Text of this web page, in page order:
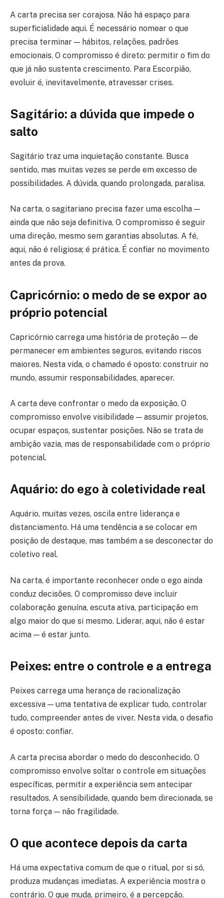
A carta precisa ser corajosa. Não há espaço para
superficialidade aqui. É necessário nomear o que
precisa terminar — hábitos, relações, padrões
emocionais. O compromisso é direto: permitir o fim do
que já não sustenta crescimento. Para Escorpião,
evoluir é, inevitavelmente, atravessar crises.
Sagitário: a dúvida que impede o
salto
Sagitário traz uma inquietação constante. Busca
sentido, mas muitas vezes se perde em excesso de
possibilidades. A dúvida, quando prolongada, paralisa.
Na carta, o sagitariano precisa fazer uma escolha —
ainda que não seja definitiva. O compromisso é seguir
uma direção, mesmo sem garantias absolutas. A fé,
aqui, não é religiosa; é prática. É confiar no movimento
antes da prova.
Capricórnio: o medo de se expor ao
próprio potencial
Capricórnio carrega uma história de proteção — de
permanecer em ambientes seguros, evitando riscos
maiores. Nesta vida, o chamado é oposto: construir no
mundo, assumir responsabilidades, aparecer.
A carta deve confrontar o medo da exposição. O
compromisso envolve visibilidade — assumir projetos,
ocupar espaços, sustentar posições. Não se trata de
ambição vazia, mas de responsabilidade com o próprio
potencial.
Aquário: do ego à coletividade real
Aquário, muitas vezes, oscila entre liderança e
distanciamento. Há uma tendência a se colocar em
posição de destaque, mas também a se desconectar do
coletivo real.
Na carta, é importante reconhecer onde o ego ainda
conduz decisões. O compromisso deve incluir
colaboração genuína, escuta ativa, participação em
algo maior do que si mesmo. Liderar, aqui, não é estar
acima — é estar junto.
Peixes: entre o controle e a entrega
Peixes carrega uma herança de racionalização
excessiva — uma tentativa de explicar tudo, controlar
tudo, compreender antes de viver. Nesta vida, o desafio
é oposto: confiar.
A carta precisa abordar o medo do desconhecido. O
compromisso envolve soltar o controle em situações
específicas, permitir a experiência sem antecipar
resultados. A sensibilidade, quando bem direcionada, se
torna força — não fragilidade.
O que acontece depois da carta
Há uma expectativa comum de que o ritual, por si só,
produza mudanças imediatas. A experiência mostra o
contrário. O que muda, primeiro, é a percepção.